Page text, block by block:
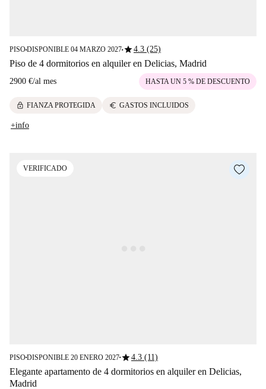
PISO■DISPONIBLE 04 MARZO 2027■star4.3 (25)
Piso de 4 dormitorios en alquiler en Delicias, Madrid
2900 €/al mes HASTA UN 5 % DE DESCUENTO
lock FIANZA PROTEGIDA euro GASTOS INCLUIDOS
+info
VERIFICADO
PISO■DISPONIBLE 20 ENERO 2027■star4.3 (11)
Elegante apartamento de 4 dormitorios en alquiler en Delicias,
Madrid